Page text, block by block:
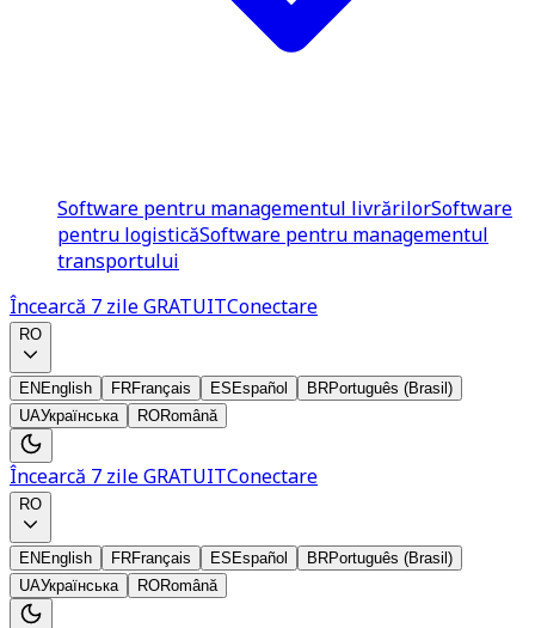
Software pentru managementul livrărilorSoftware
pentru logisticăSoftware pentru managementul
transportului
Încearcă 7 zile GRATUITConectare
RO
EN English FRFrançais ES Español BRPortuguês (Brasil)
UAУкраїнська RORomână
Încearcă 7 zile GRATUITConectare
RO
EN English FRFrançais ES Español BRPortuguês (Brasil)
UAУкраїнська RORomână